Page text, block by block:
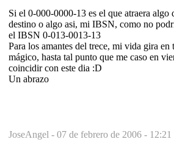
Si el 0-000-0000-13 es el que atraera algo
destino o algo asi, mi IBSN, como no
el IBSN 0-013-0013-13
Para los amantes del trece, mi vida gira en
mágico, hasta tal punto que me caso en
coincidir con este dia :D
Un abrazo
JoseAngel - 07 de febrero de 2006 - 12:21